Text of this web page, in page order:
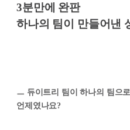
3분만에 완판
하나의 팀이 만들어낸
ㅡ 듀이트리 팀이 하나의 팀으
언제였나요?